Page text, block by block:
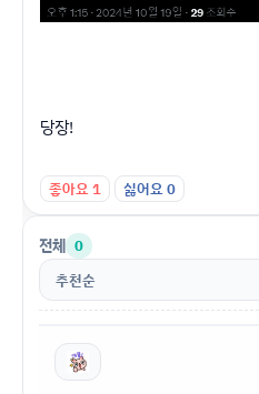
당장!
좋아요1 싫어요0
전체 0